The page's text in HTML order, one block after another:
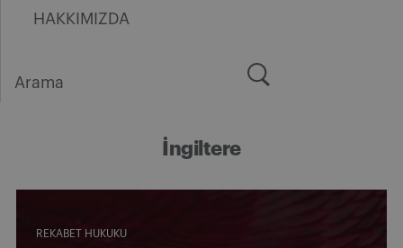
HAKKIMIZDA
for:
İngiltere
REKABET HUKUKU